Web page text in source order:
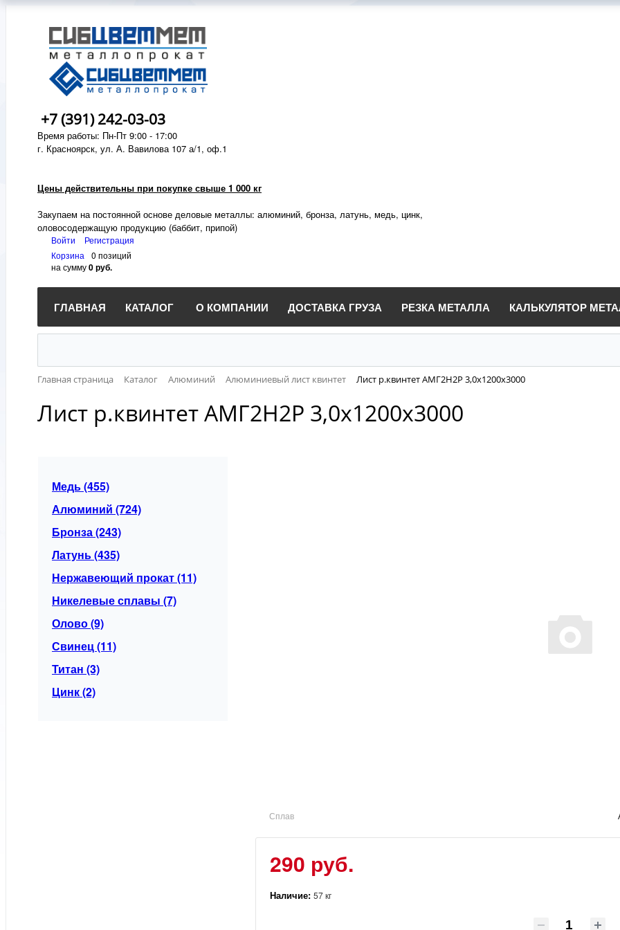
+7 (391) 242-03-03
Время работы: Пн-Пт 9:00 - 17:00
г. Красноярск, ул. А. Вавилова 107 а/1, оф.1
Цены действительны при покупке свыше 1 000 кг
Закупаем на постоянной основе деловые металлы: алюминий, бронза, латунь, медь, цинк,
оловосодержащую продукцию (баббит, припой)
Войти
Регистрация
Корзина
0 позиций
на сумму0 руб.
ГЛАВНАЯ КАТАЛОГ О КОМПАНИИ ДОСТАВКА ГРУЗА РЕЗКА МЕТАЛЛА КАЛЬКУЛЯТОР
Главная страница Каталог Алюминий Алюминиевый лист квинтет Лист р.квинтет АМГ2Н2Р 3,0х1200х3000
Лист р.квинтет АМГ2Н2Р 3,0х1200х3000
Медь (455)
Алюминий (724)
Бронза (243)
Латунь (435)
Нержавеющий прокат (11)
Никелевые сплавы (7)
Олово (9)
Свинец (11)
Титан (3)
Цинк (2)
Сплав
290 руб.
Наличие: 57 кг